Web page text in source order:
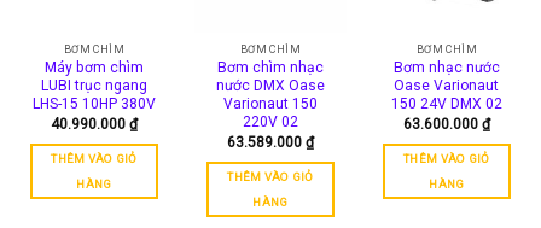
BƠM CHÌM
Máy bơm chìm
LUBI trục ngang
LHS-15 10HP 380V
40.990.000 ₫
THÊM VÀO GIỎ
HÀNG
BƠM CHÌM
Bơm chìm nhạc
nước DMX Oase
Varionaut 150
220V 02
63.589.000 ₫
THÊM VÀO GIỎ
HÀNG
BƠM CHÌM
Bơm nhạc nước
Oase Varionaut
150 24V DMX 02
63.600.000 ₫
THÊM VÀO GIỎ
HÀNG